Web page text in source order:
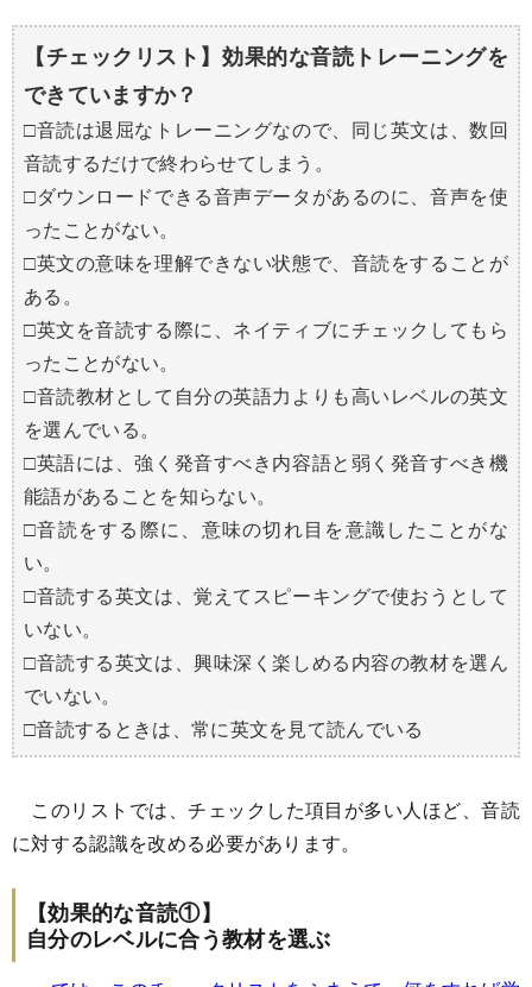
【チェックリスト】効果的な音読トレーニングを
できていますか？
□音読は退屈なトレーニングなので、同じ英文は、数回
音読するだけで終わらせてしまう。
□ダウンロードできる音声データがあるのに、音声を使
ったことがない。
□英文の意味を理解できない状態で、音読をすることが
ある。
□英文を音読する際に、ネイティブにチェックしてもら
ったことがない。
□音読教材として自分の英語力よりも高いレベルの英文
を選んでいる。
□英語には、強く発音すべき内容語と弱く発音すべき機
能語があることを知らない。
□音読をする際に、意味の切れ目を意識したことがな
い。
□音読する英文は、覚えてスピーキングで使おうとして
いない。
□音読する英文は、興味深く楽しめる内容の教材を選ん
でいない。
□音読するときは、常に英文を見て読んでいる
このリストでは、チェックした項目が多い人ほど、音読
に対する認識を改める必要があります。
【効果的な音読①】
自分のレベルに合う教材を選ぶ